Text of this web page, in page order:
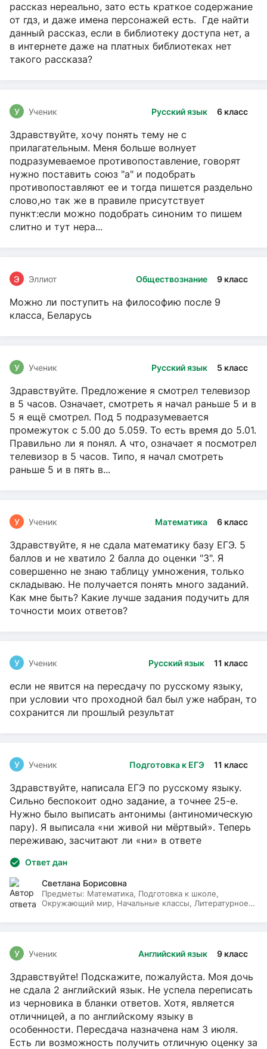
рассказ нереально, зато есть краткое содержание
от гдз, и даже имена персонажей есть. Где найти
данный рассказ, если в библиотеку доступа нет, а
в интернете даже на платных библиотеках нет
такого рассказа?
Русский язык 6 класс
У Ученик
Здравствуйте, хочу понять тему не с
прилагательным. Меня больше волнует
подразумеваемое противопоставление, говорят
нужно поставить союз "а" и подобрать
противопоставляют ее и тогда пишется раздельно
слово,но так же в правиле присутствует
пункт:если можно подобрать синоним то пишем
слитно и тут нера...
Обществознание 9 класс
Э Эллиот
Можно ли поступить на философию после 9
класса, Беларусь
Русский язык 5 класс
У Ученик
Здравствуйте. Предложение я смотрел телевизор
в 5 часов. Означает, смотреть я начал раньше 5 и в
5 я ещё смотрел. Под 5 подразумевается
промежуток с 5.00 до 5.059. То есть время до 5.01.
Правильно ли я понял. А что, означает я посмотрел
телевизор в 5 часов. Типо, я начал смотреть
раньше 5 и в пять в...
Математика 6 класс
У Ученик
Здравствуйте, я не сдала математику базу ЕГЭ. 5
баллов и не хватило 2 балла до оценки "3". Я
совершенно не знаю таблицу умножения, только
складываю. Не получается понять много заданий.
Как мне быть? Какие лучше задания подучить для
точности моих ответов?
Русский язык 11 класс
У Ученик
если не явится на пересдачу по русскому языку,
при условии что проходной бал был уже набран, то
сохранится ли прошлый результат
Подготовка к ЕГЭ 11 класс
У Ученик
Здравствуйте, написала ЕГЭ по русскому языку.
Сильно беспокоит одно задание, а точнее 25-е.
Нужно было выписать антонимы (антиномическую
пару). Я выписала «ни живой ни мёртвый». Теперь
переживаю, засчитают ли «ни» в ответе
Ответ дан
Светлана Борисовна
Предметы: Математика, Подготовка к школе,
Окружающий мир, Начальные классы, Литературное
Английский язык 9 класс
У Ученик
Здравствуйте! Подскажите, пожалуйста. Моя дочь
не сдала 2 английский язык. Не успела переписать
из черновика в бланки ответов. Хотя, является
отличницей, а по английскому языку в
особенности. Пересдача назначена нам 3 июля.
Есть ли возможность получить отличную оценку за